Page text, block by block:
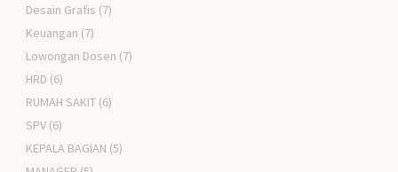
Desain Grafis (7)
Keuangan (7)
Lowongan Dosen (7)
HRD (6)
RUMAH SAKIT (6)
SPV (6)
KEPALA BAGIAN (5)